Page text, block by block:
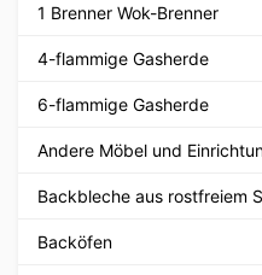
1 Brenner Wok-Brenner
4-flammige Gasherde
6-flammige Gasherde
Andere Möbel und
Backbleche aus rostfreiem
Backöfen